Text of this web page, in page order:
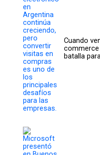
Cuando
batalla